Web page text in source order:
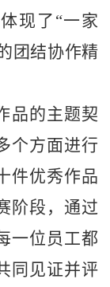
现了 “一家
团结协作精
品的主题契
个方面进行
件优秀作品
阶段，通过
一位员工都
同见证并评